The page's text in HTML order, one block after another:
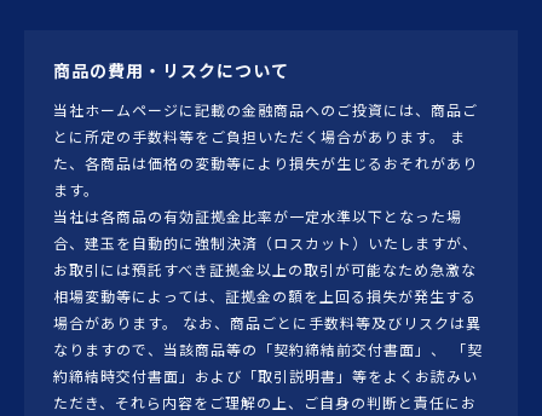
商品の費用・リスクについて
当社ホームページに記載の金融商品へのご投資には、商品ご
とに所定の手数料等をご負担いただく場合があります。 ま
た、各商品は価格の変動等により損失が生じるおそれがあり
ます。
当社は各商品の有効証拠金比率が一定水準以下となった場
合、建玉を自動的に強制決済（ロスカット）いたしますが、
お取引には預託すべき証拠金以上の取引が可能なため急激な
相場変動等によっては、証拠金の額を上回る損失が発生する
場合があります。 なお、商品ごとに手数料等及びリスクは異
なりますので、当該商品等の「契約締結前交付書面」、 「契
約締結時交付書面」および「取引説明書」等をよくお読みい
ただき、それら内容をご理解の上、ご自身の判断と責任にお